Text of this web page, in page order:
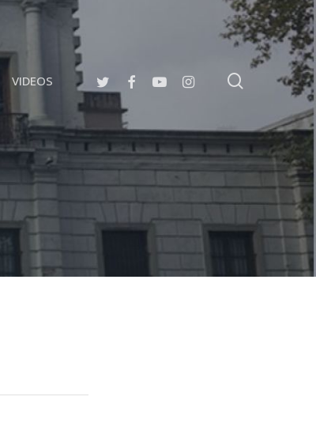
VIDEOS TWITTERFACEBOOKYOUTUBEINSTAGRAM search